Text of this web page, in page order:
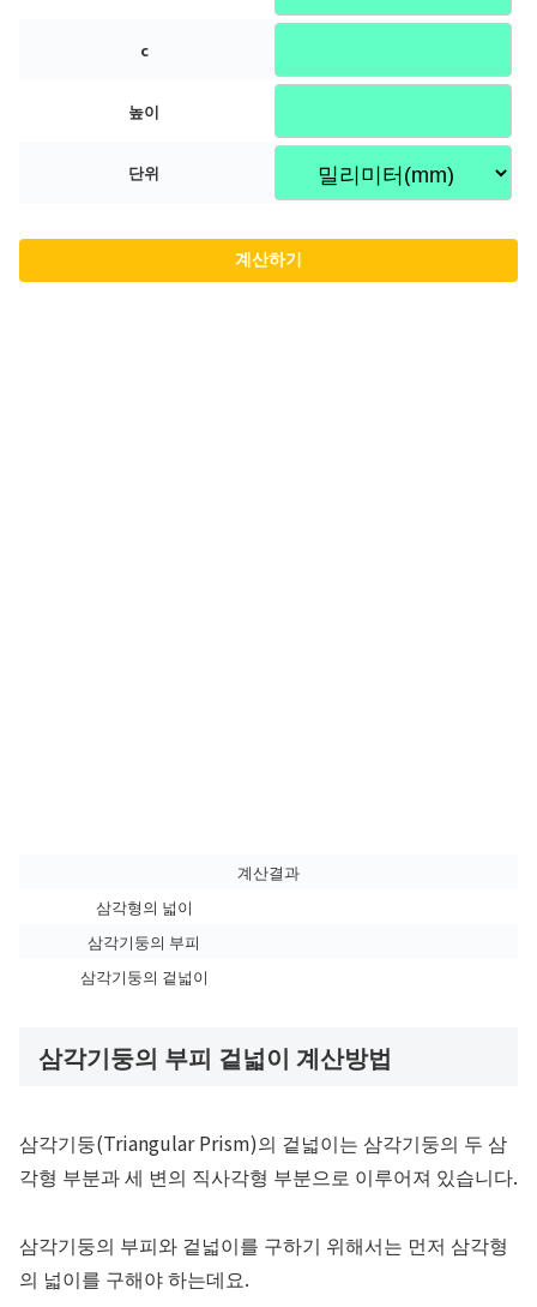
c
높이
단위
계산결과
삼각형의 넓이
삼각기둥의 부피
삼각기둥의 겉넓이
삼각기둥의 부피 겉넓이 계산방법
삼각기둥(Triangular Prism)의 겉넓이는 삼각기둥의 두 삼
각형 부분과 세 변의 직사각형 부분으로 이루어져 있습니다.
삼각기둥의 부피와 겉넓이를 구하기 위해서는 먼저 삼각형
의 넓이를 구해야 하는데요.